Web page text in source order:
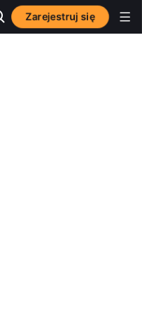
Zarejestruj się